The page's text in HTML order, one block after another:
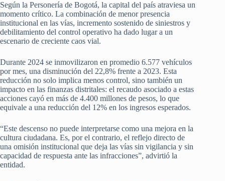
Según la Personería de Bogotá, la capital del país atraviesa un
momento crítico. La combinación de menor presencia
institucional en las vías, incremento sostenido de siniestros y
debilitamiento del control operativo ha dado lugar a un
escenario de creciente caos vial.
Durante 2024 se inmovilizaron en promedio 6.577 vehículos
por mes, una disminución del 22,8% frente a 2023. Esta
reducción no solo implica menos control, sino también un
impacto en las finanzas distritales: el recaudo asociado a estas
acciones cayó en más de 4.400 millones de pesos, lo que
equivale a una reducción del 12% en los ingresos esperados.
“Este descenso no puede interpretarse como una mejora en la
cultura ciudadana. Es, por el contrario, el reflejo directo de
una omisión institucional que deja las vías sin vigilancia y sin
capacidad de respuesta ante las infracciones”, advirtió la
entidad.